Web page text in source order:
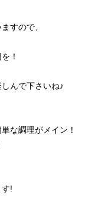
すので、
！
んで下さいね♪
な調理がメイン！
!